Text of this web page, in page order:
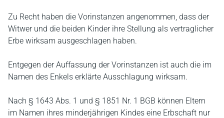
Zu Recht haben die Vorinstanzen angenommen, dass der
Witwer und die beiden Kinder ihre Stellung als vertraglicher
Erbe wirksam ausgeschlagen haben.
Entgegen der Auffassung der Vorinstanzen ist auch die im
Namen des Enkels erklärte Ausschlagung wirksam.
Nach § 1643 Abs. 1 und § 1851 Nr. 1 BGB können Eltern
im Namen ihres minderjährigen Kindes eine Erbschaft nur